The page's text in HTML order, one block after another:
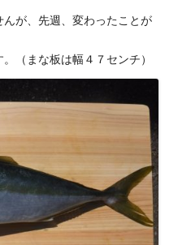
が、先週、変わったことが
（まな板は幅４７センチ）